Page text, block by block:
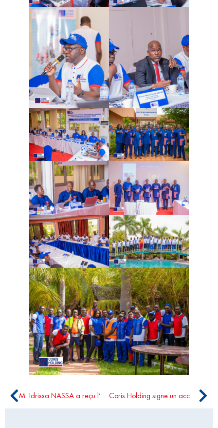
M. Idrissa NASSA a reçu l’Ambassadeur de la Hongrie au Burkina Faso Coris Holding signe un accord avec Société Générale en vue du rachat de ses filiales en Mauritanie et au Tchad